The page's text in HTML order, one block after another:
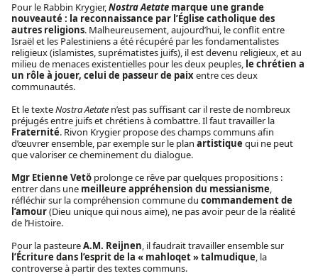
Pour le Rabbin Krygier,Nostra Aetate marque une grande
nouveauté : la reconnaissance par l’Église catholique des
autres religions. Malheureusement, aujourd’hui, le conflit entre
Israël et les Palestiniens a été récupéré par les fondamentalistes
religieux (islamistes, suprématistes juifs), il est devenu religieux, et au
milieu de menaces existentielles pour les deux peuples, le chrétien a
un rôle à jouer, celui de passeur de paixentre ces deux
communautés.
Et le texteNostra Aetate n’est pas suffisant car il reste de nombreux
préjugés entre juifs et chrétiens à combattre. Il faut travailler la
Fraternité. Rivon Krygier propose des champs communs afin
d’œuvrer ensemble, par exemple sur le plan artistique qui ne peut
que valoriser ce cheminement du dialogue.
Mgr Etienne Vetö prolonge ce rêve par quelques propositions :
entrer dans une meilleure appréhension du messianisme,
réfléchir sur la compréhension commune du commandement de
l’amour(Dieu unique qui nous aime), ne pas avoir peur de la réalité
de l’Histoire.
Pour la pasteureA.M. Reijnen, il faudrait travailler ensemble sur
l’Écriture dans l’esprit de la « mahloqet » talmudique, la
controverse à partir des textes communs.